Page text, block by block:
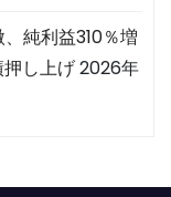
純利益310％増
し上げ2026年